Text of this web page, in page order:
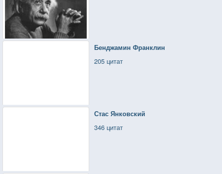
Бенджамин Франклин
205 цитат
Стас Янковский
346 цитат